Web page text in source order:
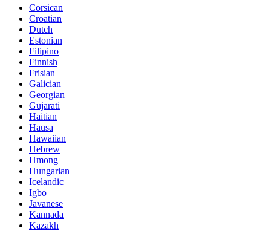
Corsican
Croatian
Dutch
Estonian
Filipino
Finnish
Frisian
Galician
Georgian
Gujarati
Haitian
Hausa
Hawaiian
Hebrew
Hmong
Hungarian
Icelandic
Igbo
Javanese
Kannada
Kazakh